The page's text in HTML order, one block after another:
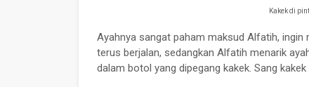
Kakek di
Ayahnya sangat paham maksud Alfatih, ingin
terus berjalan, sedangkan Alfatih menarik
dalam botol yang dipegang kakek. Sang